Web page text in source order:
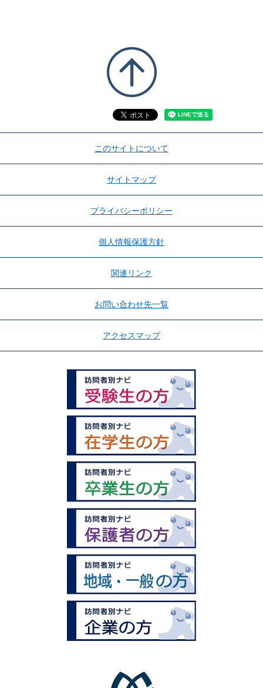
このサイトについて
サイトマップ
プライバシーポリシー
個人情報保護方針
関連リンク
お問い合わせ先一覧
アクセスマップ